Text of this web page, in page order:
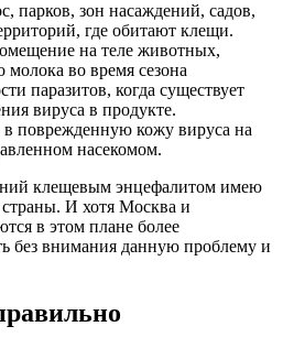
парков, зон насаждений, садов,
где обитают клещи.
на теле животных,
молока во время сезона
паразитов, когда существует
вируса в продукте.
поврежденную кожу вируса на
насекомом.
клещевым энцефалитом имею
И хотя Москва и
в этом плане более
без внимания данную проблему и